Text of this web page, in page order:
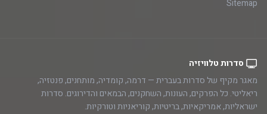
Sitemap
סדרות טלוויזיה
מאגר מקיף של סדרות בעברית — דרמה, קומדיה, מותחנים, פנטזיה,
ריאליטי. כל הפרקים, העונות, השחקנים, הבמאים והדירוגים. סדרות
ישראליות, אמריקאיות, בריטיות, קוריאניות וטורקיות.